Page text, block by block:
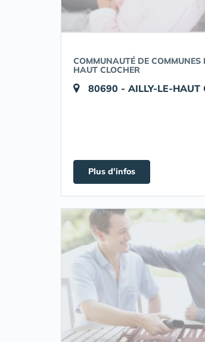
COMMUNAUTÉ DE COMMUNES
HAUT CLOCHER
80690 - AILLY-LE-HAUT
Plus d'infos